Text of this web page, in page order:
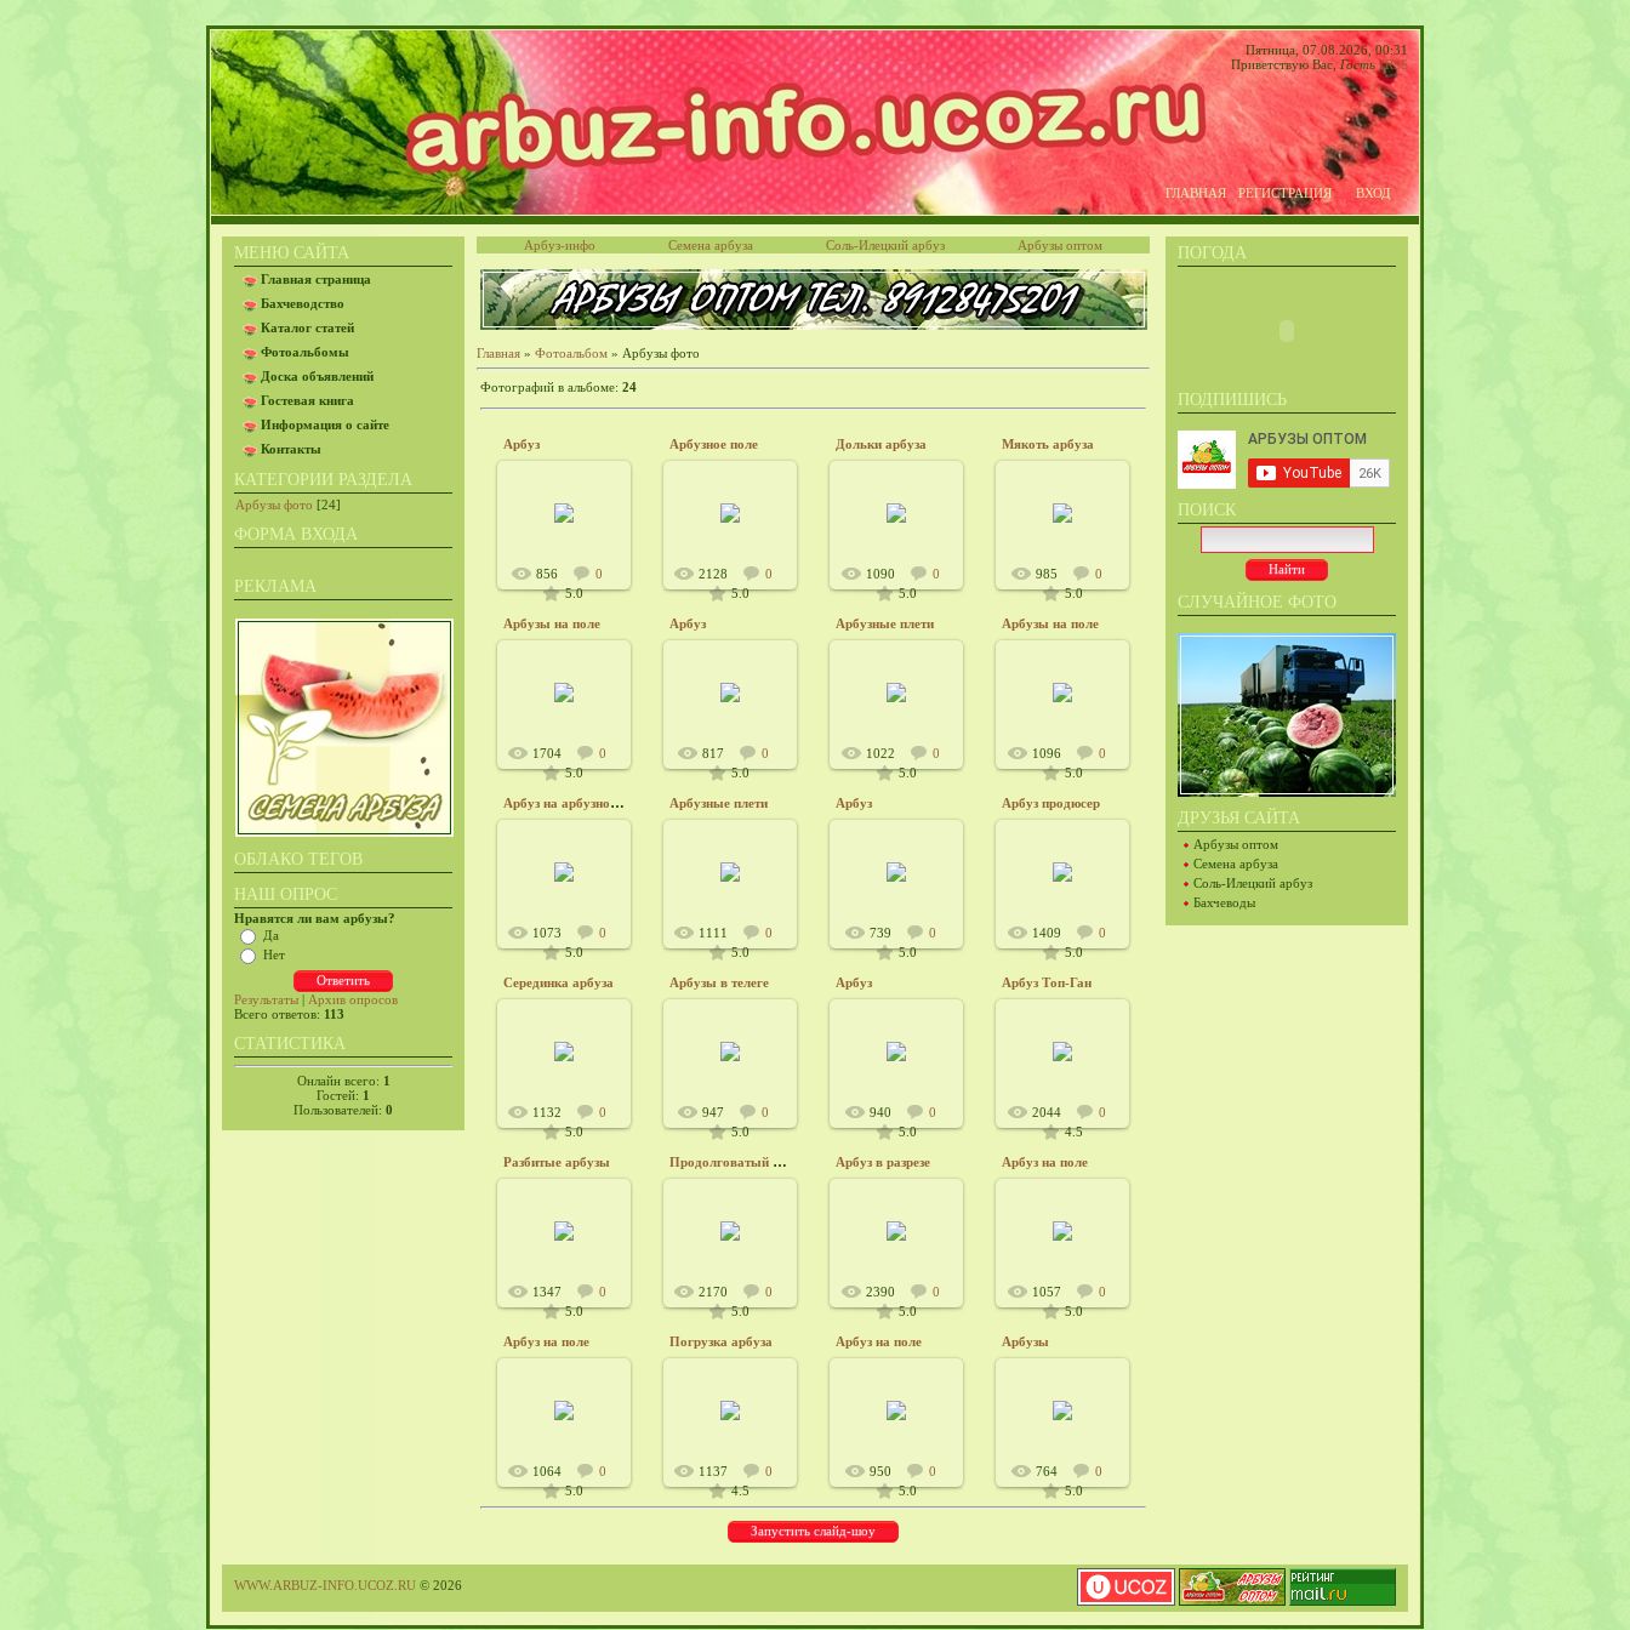
Пятница, 07.08.2026, 00:31
Приветствую Вас Гость|RSS
ГЛАВНАЯ РЕГИСТРАЦИЯ ВХОД
МЕНЮ САЙТА
Главная страница
Бахчеводство
Каталог статей
Фотоальбомы
Доска объявлений
Гостевая книга
Информация о сайте
Контакты
КАТЕГОРИИ РАЗДЕЛА
Арбузы фото [24]
ФОРМА ВХОДА
РЕКЛАМА
ОБЛАКО ТЕГОВ
НАШ ОПРОС
Нравятся ли вам арбузы?
Да
Нет
Результаты | Архив опросов
Всего ответов: 113
СТАТИСТИКА
Онлайн всего: 1
Гостей: 1
Пользователей: 0
ПОГОДА
ПОДПИШИСЬ
ПОИСК
СЛУЧАЙНОЕ ФОТО
ДРУЗЬЯ САЙТА
Арбузы оптом
Семена арбуза
Соль-Илецкий арбуз
Бахчеводы
Арбуз-инфо Семена арбуза Соль-Илецкий арбуз Арбузы оптом
Главная » Фотоальбом » Арбузы фото
Фотографий в альбоме: 24
Арбуз
856
0
5.0
Арбузное поле
2128
0
5.0
Дольки арбуза
1090
0
5.0
Мякоть арбуза
985
0
5.0
Арбузы на поле
1704
0
5.0
Арбуз
817
0
5.0
Арбузные плети
1022
0
5.0
Арбузы на поле
1096
0
5.0
Арбуз на арбузном поле
1073
0
5.0
Арбузные плети
1111
0
5.0
Арбуз
739
0
5.0
Арбуз продюсер
1409
0
5.0
Серединка арбуза
1132
0
5.0
Арбузы в телеге
947
0
5.0
Арбуз
940
0
5.0
Арбуз Топ-Ган
2044
0
4.5
Разбитые арбузы
1347
0
5.0
Продолговатый арбуз
2170
0
5.0
Арбуз в разрезе
2390
0
5.0
Арбуз на поле
1057
0
5.0
Арбуз на поле
1064
0
5.0
Погрузка арбуза
1137
0
4.5
Арбуз на поле
950
0
5.0
Арбузы
764
0
5.0
WWW.ARBUZ-INFO.UCOZ.RU © 2026